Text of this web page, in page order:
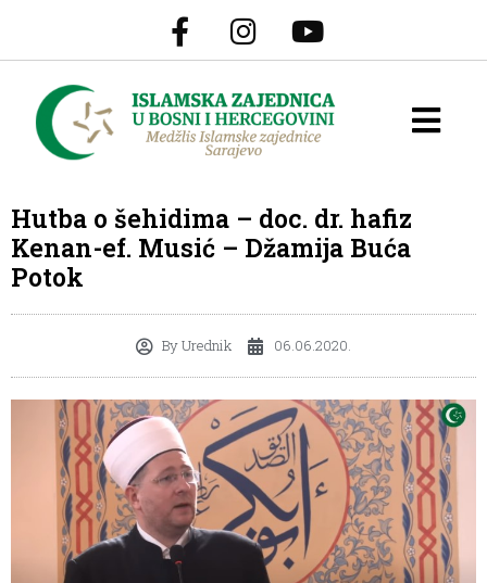
Hutba o šehidima – doc. dr. hafiz
Kenan-ef. Musić – Džamija Buća
Potok
ByUrednik 06.06.2020.